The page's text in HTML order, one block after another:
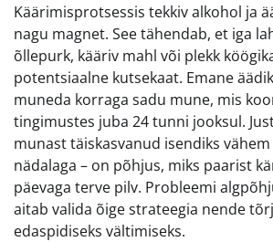
Käärimisprotsessis tekkiv alkohol ja
nagu magnet. See tähendab, et iga
õllepurk, kääriv mahl või plekk
potentsiaalne kutsekaat. Emane
muneda korraga sadu mune, mis
tingimustes juba 24 tunni jooksul.
munast täiskasvanud isendiks
nädalaga – on põhjus, miks paarist
päevaga terve pilv. Probleemi
aitab valida õige strateegia nende
edaspidiseks vältimiseks.